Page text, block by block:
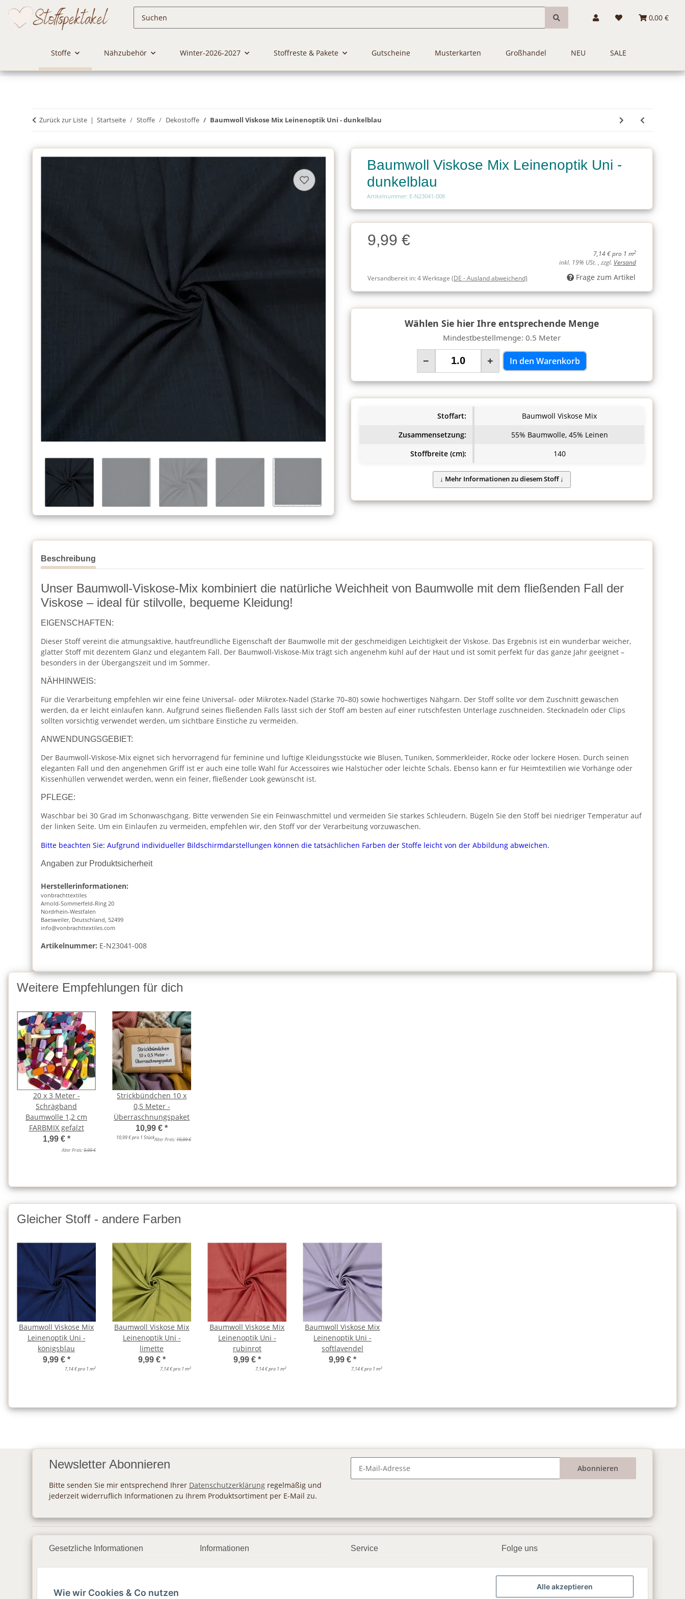
0,00 €
Stoffe Nähzubehör Winter-2026-2027 Stoffreste & Pakete Gutscheine Musterkarten Großhandel NEU SALE
Zurück zur Liste Startseite Stoffe Dekostoffe Baumwoll Viskose Mix Leinenoptik Uni - dunkelblau
Baumwoll Viskose Mix Leinenoptik Uni -
dunkelblau
Artikelnummer: E-N23041-008
Charge
Charge9,99 €
7,14 € pro 1 m2
inkl. 19% USt. , zzgl. Versand
Versandbereit in:4 Werktage (DE - Ausland abweichend) Frage zum Artikel
Wählen Sie hier Ihre entsprechende Menge
Mindestbestellmenge: 0.5 Meter
− + In den Warenkorb
Stoffart:
Baumwoll Viskose Mix
Zusammensetzung:
55% Baumwolle, 45% Leinen
Stoffbreite (cm):
140
Beschreibung
Unser Baumwoll-Viskose-Mix kombiniert die natürliche Weichheit von Baumwolle mit dem fließenden Fall der
Viskose – ideal für stilvolle, bequeme Kleidung!
EIGENSCHAFTEN:
Dieser Stoff vereint die atmungsaktive, hautfreundliche Eigenschaft der Baumwolle mit der geschmeidigen Leichtigkeit der Viskose. Das Ergebnis ist ein wunderbar weicher,
glatter Stoff mit dezentem Glanz und elegantem Fall. Der Baumwoll-Viskose-Mix trägt sich angenehm kühl auf der Haut und ist somit perfekt für das ganze Jahr geeignet –
besonders in der Übergangszeit und im Sommer.
NÄHHINWEIS:
Für die Verarbeitung empfehlen wir eine feine Universal- oder Mikrotex-Nadel (Stärke 70–80) sowie hochwertiges Nähgarn. Der Stoff sollte vor dem Zuschnitt gewaschen
werden, da er leicht einlaufen kann. Aufgrund seines fließenden Falls lässt sich der Stoff am besten auf einer rutschfesten Unterlage zuschneiden. Stecknadeln oder Clips
sollten vorsichtig verwendet werden, um sichtbare Einstiche zu vermeiden.
ANWENDUNGSGEBIET:
Der Baumwoll-Viskose-Mix eignet sich hervorragend für feminine und luftige Kleidungsstücke wie Blusen, Tuniken, Sommerkleider, Röcke oder lockere Hosen. Durch seinen
eleganten Fall und den angenehmen Griff ist er auch eine tolle Wahl für Accessoires wie Halstücher oder leichte Schals. Ebenso kann er für Heimtextilien wie Vorhänge oder
Kissenhüllen verwendet werden, wenn ein feiner, fließender Look gewünscht ist.
PFLEGE:
Waschbar bei 30 Grad im Schonwaschgang. Bitte verwenden Sie ein Feinwaschmittel und vermeiden Sie starkes Schleudern. Bügeln Sie den Stoff bei niedriger Temperatur auf
der linken Seite. Um ein Einlaufen zu vermeiden, empfehlen wir, den Stoff vor der Verarbeitung vorzuwaschen.
Bitte beachten Sie: Aufgrund individueller Bildschirmdarstellungen können die tatsächlichen Farben der Stoffe leicht von der Abbildung abweichen.
Angaben zur Produktsicherheit
Herstellerinformationen:
vonbrachttextiles
Arnold-Sommerfeld-Ring 20
Nordrhein-Westfalen
Baesweiler, Deutschland, 52499
info@vonbrachttextiles.com
Artikelnummer: E-N23041-008
Weitere Empfehlungen für dich
20 x 3 Meter -
Schrägband
Baumwolle 1,2 cm
FARBMIX gefalzt
1,99 € *
Alter Preis:9,99 €
Strickbündchen 10 x
0,5 Meter -
Überraschnungspaket
10,99 €*
10,99 € pro 1 StückAlter Preis:19,99 €
Gleicher Stoff - andere Farben
Baumwoll Viskose Mix
Leinenoptik Uni -
königsblau
9,99 € *
7,14 € pro 1 m2
Baumwoll Viskose Mix
Leinenoptik Uni -
limette
9,99 € *
7,14 € pro 1 m2
Baumwoll Viskose Mix
Leinenoptik Uni -
rubinrot
9,99 € *
7,14 € pro 1 m2
Baumwoll Viskose Mix
Leinenoptik Uni -
softlavendel
9,99 € *
7,14 € pro 1 m2
Newsletter Abonnieren
Bitte senden Sie mir entsprechend Ihrer Datenschutzerklärung regelmäßig und
jederzeit widerruflich Informationen zu Ihrem Produktsortiment per E-Mail zu.
Abonnieren
Gesetzliche Informationen
AGB
Informationen Service Folge uns
▶️ YouTube
Wie wir Cookies & Co nutzen
Alle akzeptieren